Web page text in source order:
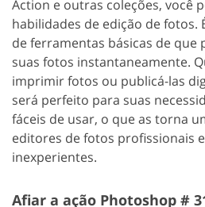
Action e outras coleções, você
habilidades de edição de
de ferramentas básicas de
suas fotos instantaneamente.
imprimir fotos ou publicá-las
será perfeito para suas
fáceis de usar, o que as torna
editores de fotos profissionais
inexperientes.
Afiar a ação Photoshop #